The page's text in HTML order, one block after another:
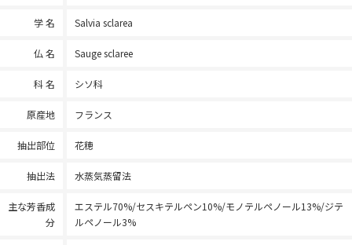
学 名 Salvia sclarea
仏 名 Sauge sclaree
科 名 シソ科
原産地 フランス
抽出部位 花穂
抽出法 水蒸気蒸留法
主な芳香成
分
エステル70%/セスキテルペン10%/モノテルペノール13%/ジテ
ルペノール3%